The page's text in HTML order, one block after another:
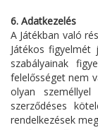
6. Adatkezelés
A Játékban való
Játékos figyelmét
szabályainak
felelősséget nem
olyan
szerződéses
rendelkezések